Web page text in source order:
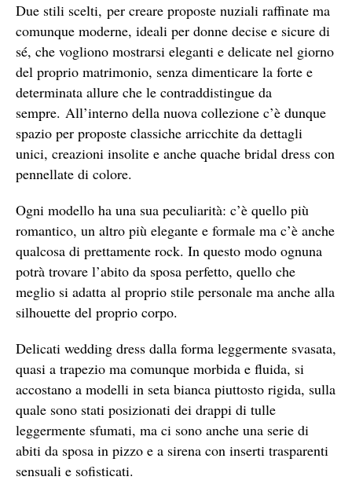
Due stili scelti, per creare proposte nuziali raffinate ma
comunque moderne, ideali per donne decise e sicure di
sé, che vogliono mostrarsi eleganti e delicate nel giorno
del proprio matrimonio, senza dimenticare la forte e
determinata allure che le contraddistingue da
sempre. All’interno della nuova collezione c’è dunque
spazio per proposte classiche arricchite da dettagli
unici, creazioni insolite e anche quache bridal dress con
pennellate di colore.
Ogni modello ha una sua peculiarità: c’è quello più
romantico, un altro più elegante e formale ma c’è anche
qualcosa di prettamente rock. In questo modo ognuna
potrà trovare l’abito da sposa perfetto, quello che
meglio si adatta al proprio stile personale ma anche alla
silhouette del proprio corpo.
Delicati wedding dress dalla forma leggermente svasata,
quasi a trapezio ma comunque morbida e fluida, si
accostano a modelli in seta bianca piuttosto rigida, sulla
quale sono stati posizionati dei drappi di tulle
leggermente sfumati, ma ci sono anche una serie di
abiti da sposa in pizzo e a sirena con inserti trasparenti
sensuali e sofisticati.